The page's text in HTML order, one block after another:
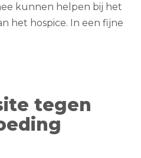
kunnen helpen bij het
het hospice. In een fijne
tegen